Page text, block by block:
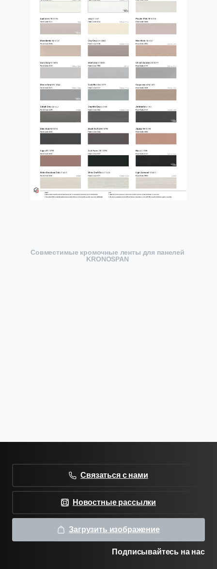
Совместимые кромочные ленты для панелей
KRONOSPAN
Связаться с нами
Новостные рассылки
Загрузить изображение
Подписывайтесь на нас